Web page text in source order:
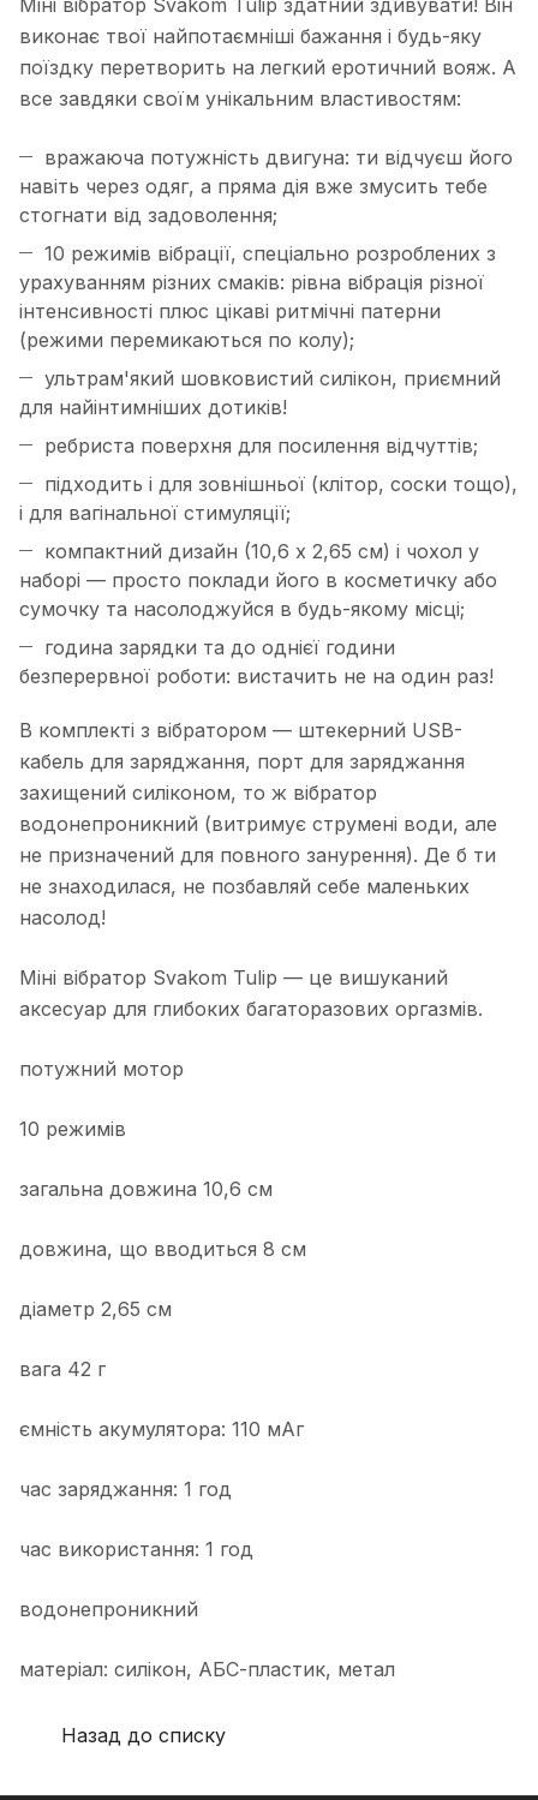
Міні вібратор Svakom Tulip здатний здивувати! Він
виконає твої найпотаємніші бажання і будь-яку
поїздку перетворить на легкий еротичний вояж. А
все завдяки своїм унікальним властивостям:
вражаюча потужність двигуна: ти відчуєш його
навіть через одяг, а пряма дія вже змусить тебе
стогнати від задоволення;
10 режимів вібрації, спеціально розроблених з
урахуванням різних смаків: рівна вібрація різної
інтенсивності плюс цікаві ритмічні патерни
(режими перемикаються по колу);
ультрам'який шовковистий силікон, приємний
для найінтимніших дотиків!
ребриста поверхня для посилення відчуттів;
підходить і для зовнішньої (клітор, соски тощо),
і для вагінальної стимуляції;
компактний дизайн (10,6 х 2,65 см) і чохол у
наборі — просто поклади його в косметичку або
сумочку та насолоджуйся в будь-якому місці;
година зарядки та до однієї години
безперервної роботи: вистачить не на один раз!
В комплекті з вібратором — штекерний USB-
кабель для заряджання, порт для заряджання
захищений силіконом, то ж вібратор
водонепроникний (витримує струмені води, але
не призначений для повного занурення). Де б ти
не знаходилася, не позбавляй себе маленьких
насолод!
Міні вібратор Svakom Tulip — це вишуканий
аксесуар для глибоких багаторазових оргазмів.
потужний мотор
10 режимів
загальна довжина 10,6 см
довжина, що вводиться 8 см
діаметр 2,65 см
вага 42 г
ємність акумулятора: 110 мАг
час заряджання: 1 год
час використання: 1 год
водонепроникний
матеріал: силікон, АБС-пластик, метал
Назад до списку